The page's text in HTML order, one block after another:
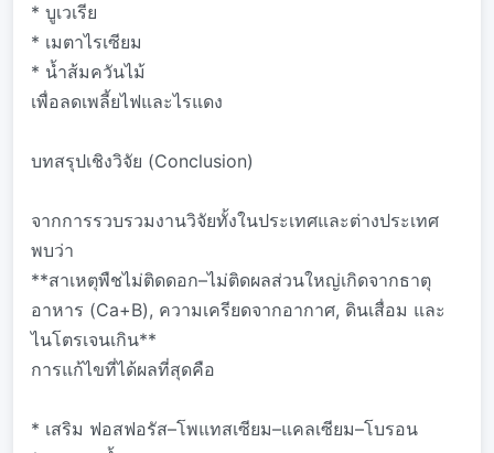
* บูเวเรีย
* เมตาไรเซียม
* น้ำส้มควันไม้
เพื่อลดเพลี้ยไฟและไรแดง
บทสรุปเชิงวิจัย (Conclusion)
จากการรวบรวมงานวิจัยทั้งในประเทศและต่างประเทศ
พบว่า
**สาเหตุพืชไม่ติดดอก–ไม่ติดผลส่วนใหญ่เกิดจากธาตุ
อาหาร (Ca+B), ความเครียดจากอากาศ, ดินเสื่อม และ
ไนโตรเจนเกิน**
การแก้ไขที่ได้ผลที่สุดคือ
* เสริม ฟอสฟอรัส–โพแทสเซียม–แคลเซียม–โบรอน